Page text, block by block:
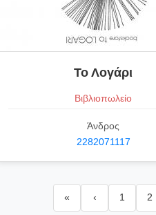
Το Λογάρι
Βιβλιοπωλείο
Άνδρος
2282071117
« ‹ 1 2